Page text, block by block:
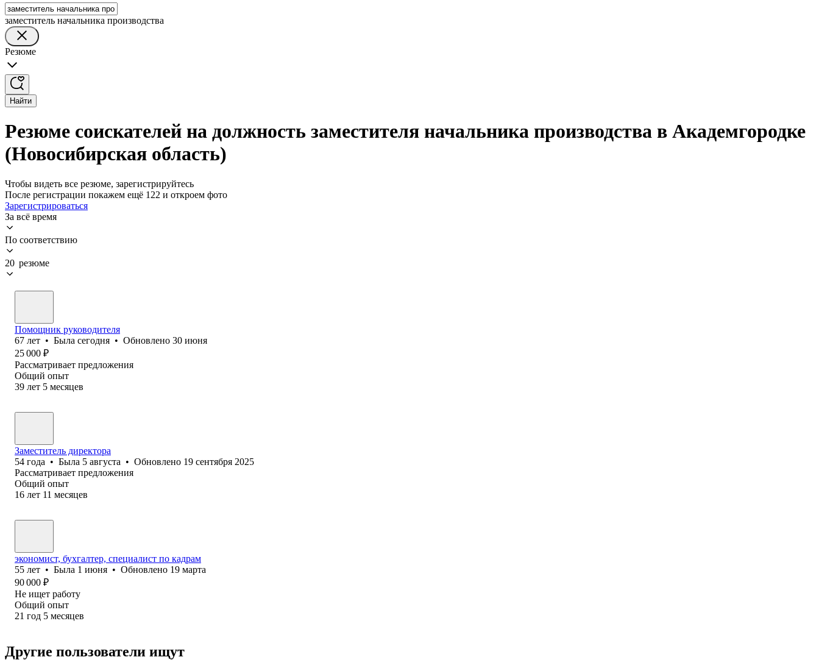
заместитель начальника производства
Резюме
Найти
Резюме соискателей на должность заместителя начальника производства в Академгородке
(Новосибирская область)
Чтобы видеть все резюме, зарегистрируйтесь
После регистрации покажем ещё 122 и откроем фото
Зарегистрироваться
За всё время
По соответствию
20 резюме
Помощник руководителя
67 лет • Была сегодня • Обновлено 30 июня
25 000 ₽
Рассматривает предложения
Общий опыт
39 лет 5 месяцев
Заместитель директора
54 года • Была 5 августа • Обновлено 19 сентября 2025
Рассматривает предложения
Общий опыт
16 лет 11 месяцев
экономист, бухгалтер, специалист по кадрам
55 лет • Была 1 июня • Обновлено 19 марта
90 000 ₽
Не ищет работу
Общий опыт
21 год 5 месяцев
Другие пользователи ищут